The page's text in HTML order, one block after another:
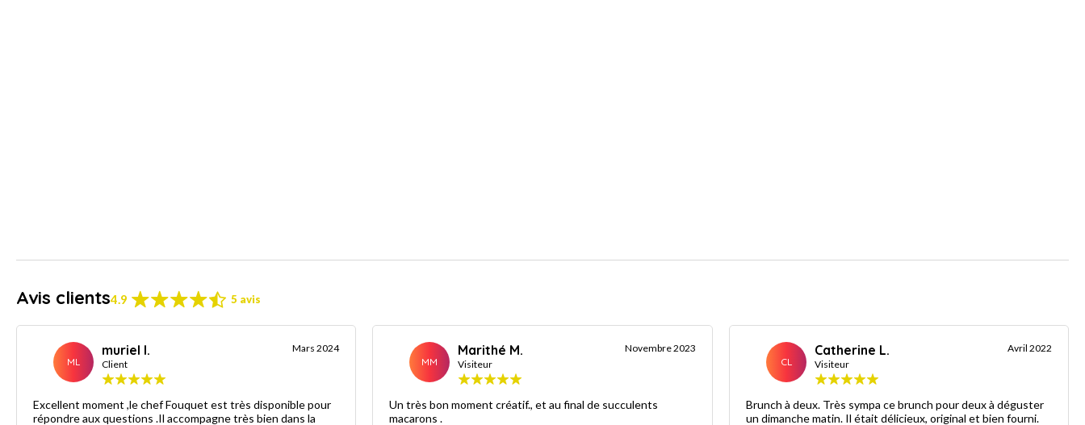
Avis clients4.9 5 avis
ML
muriel l.
Client
Mars 2024
Excellent moment ,le chef Fouquet est très disponible pour
répondre aux questions .Il accompagne très bien dans la
MM
Marithé M.
Visiteur
Novembre 2023
Un très bon moment créatif., et au final de succulents
macarons .
CL
Catherine L.
Visiteur
Avril 2022
Brunch à deux. Très sympa ce brunch pour deux à déguster
un dimanche matin. Il était délicieux, original et bien fourni.